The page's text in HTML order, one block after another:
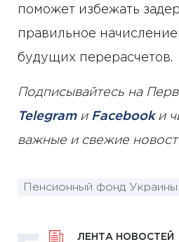
поможет избежать
правильное
будущих перерасчетов.
Подписывайтесь на
Telegramи Facebookи
важные и свежие
Пенсионный фонд Украины
ЛЕНТА НОВОСТЕЙ